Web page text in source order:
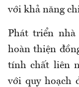
với khả năng
Phát triển
hoàn thiện
tính chất liên
với quy hoạch